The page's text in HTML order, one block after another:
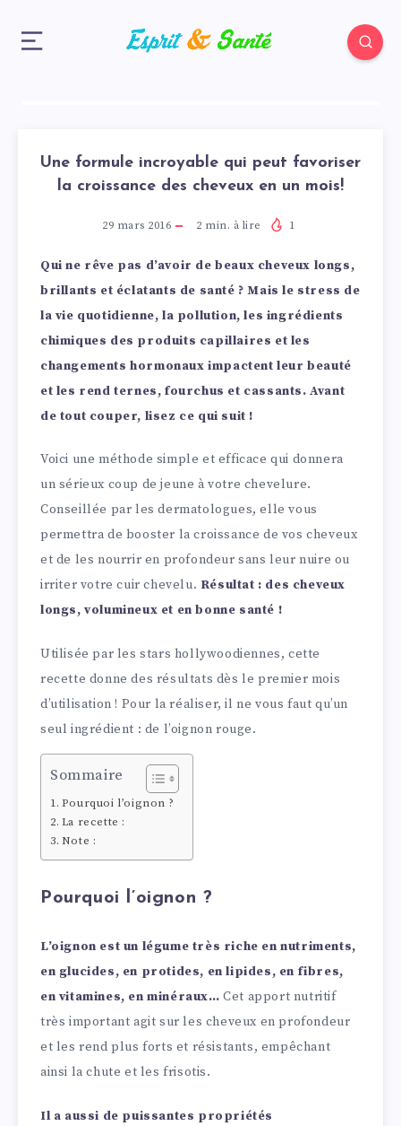
Une formule incroyable qui peut favoriser
la croissance des cheveux en un mois!
29 mars 2016 2 min. à lire 1
Qui ne rêve pas d’avoir de beaux cheveux longs,
brillants et éclatants de santé ? Mais le stress de
la vie quotidienne, la pollution, les ingrédients
chimiques des produits capillaires et les
changements hormonaux impactent leur beauté
et les rend ternes, fourchus et cassants. Avant
de tout couper, lisez ce qui suit !
Voici une méthode simple et efficace qui donnera
un sérieux coup de jeune à votre chevelure.
Conseillée par les dermatologues, elle vous
permettra de booster la croissance de vos cheveux
et de les nourrir en profondeur sans leur nuire ou
irriter votre cuir chevelu. Résultat : des cheveux
longs, volumineux et en bonne santé !
Utilisée par les stars hollywoodiennes, cette
recette donne des résultats dès le premier mois
d’utilisation ! Pour la réaliser, il ne vous faut qu’un
seul ingrédient : de l’oignon rouge.
Sommaire
Pourquoi l’oignon ?
La recette :
Note :
Pourquoi l’oignon ?
L’oignon est un légume très riche en nutriments,
en glucides, en protides, en lipides, en fibres,
en vitamines, en minéraux… Cet apport nutritif
très important agit sur les cheveux en profondeur
et les rend plus forts et résistants, empêchant
ainsi la chute et les frisotis.
Il a aussi de puissantes propriétés